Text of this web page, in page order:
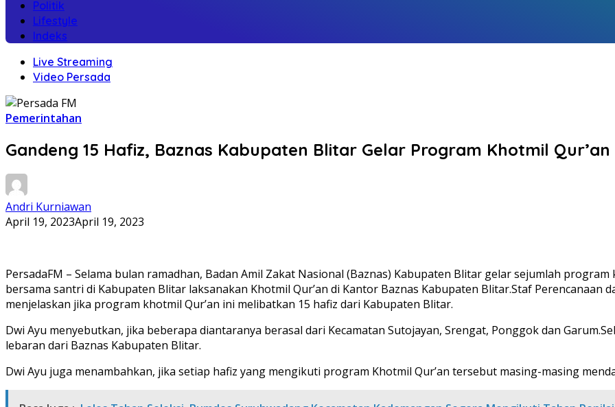
Politik
Lifestyle
Indeks
Live Streaming
Video Persada
Pemerintahan
Gandeng 15 Hafiz, Baznas Kabupaten Blitar Gelar Program Khotmil
Andri Kurniawan
April 19, 2023April 19, 2023
PersadaFM – Selama bulan ramadhan, Badan Amil Zakat Nasional (Baznas) Kabupaten Blitar gelar sejumlah
bersama santri di Kabupaten Blitar laksanakan Khotmil Qur’an di Kantor Baznas Kabupaten Blitar.Staf Perencanaan
menjelaskan jika program khotmil Qur’an ini melibatkan 15 hafiz dari Kabupaten Blitar.
Dwi Ayu menyebutkan, jika beberapa diantaranya berasal dari Kecamatan Sutojayan, Srengat, Ponggok dan
lebaran dari Baznas Kabupaten Blitar.
Dwi Ayu juga menambahkan, jika setiap hafiz yang mengikuti program Khotmil Qur’an tersebut masing-masing